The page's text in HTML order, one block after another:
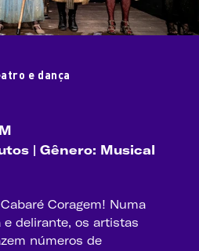
e dança
| Gênero: Musical
Coragem! Numa
delirante, os artistas
números de